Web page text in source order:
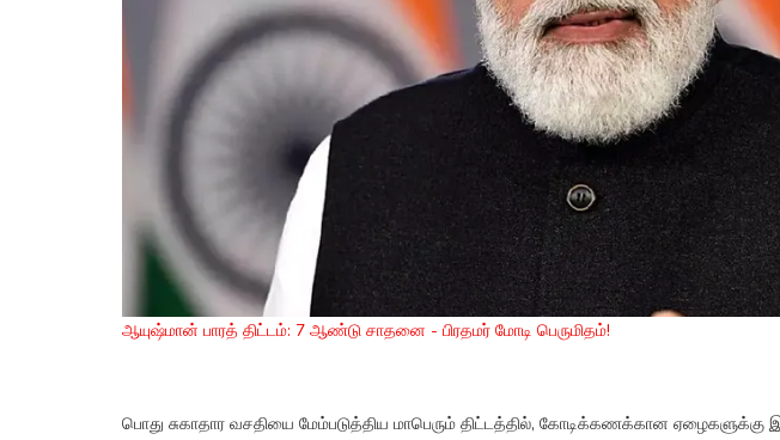
ஆயுஷ்மான் பாரத் திட்டம்: 7 ஆண்டு சாதனை - பிரதமர் மோடி பெருமிதம்!
பொது சுகாதார வசதியை மேம்படுத்திய மாபெரும் திட்டத்தில், கோடிக்கணக்கான ஏழைகளுக்கு